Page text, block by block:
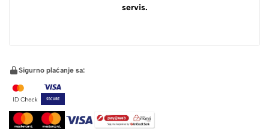
servis.
Sigurno plaćanje sa: